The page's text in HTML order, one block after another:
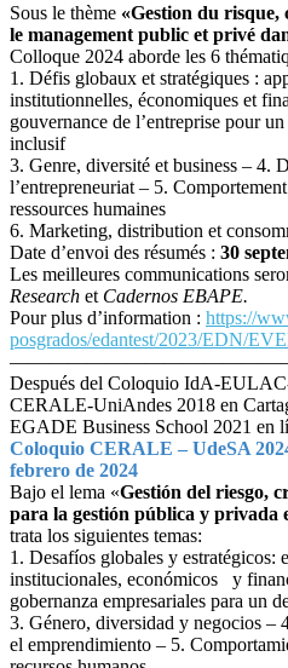
Sous le thème «Gestion du risque,
le management public et privé
Colloque 2024 aborde les 6
1. Défis globaux et stratégiques :
institutionnelles, économiques et
gouvernance de l’entreprise pour
inclusif
3. Genre, diversité et business – 4.
l’entrepreneuriat – 5.
ressources humaines
6. Marketing, distribution et
Date d’envoi des résumés : 30
Les meilleures communications
Research et Cadernos EBAPE.
Pour plus d’information : https://
posgrados/edantest/2023/EDN/
Después del Coloquio IdA-
CERALE-UniAndes 2018 en
EGADE Business School 2021 en
Coloquio CERALE – UdeSA
febrero de 2024
Bajo el lema «Gestión del riesgo,
para la gestión pública y privada
trata los siguientes temas:
1. Desafíos globales y estratégicos:
institucionales, económicos y
gobernanza empresariales para un
3. Género, diversidad y negocios –
el emprendimiento – 5.